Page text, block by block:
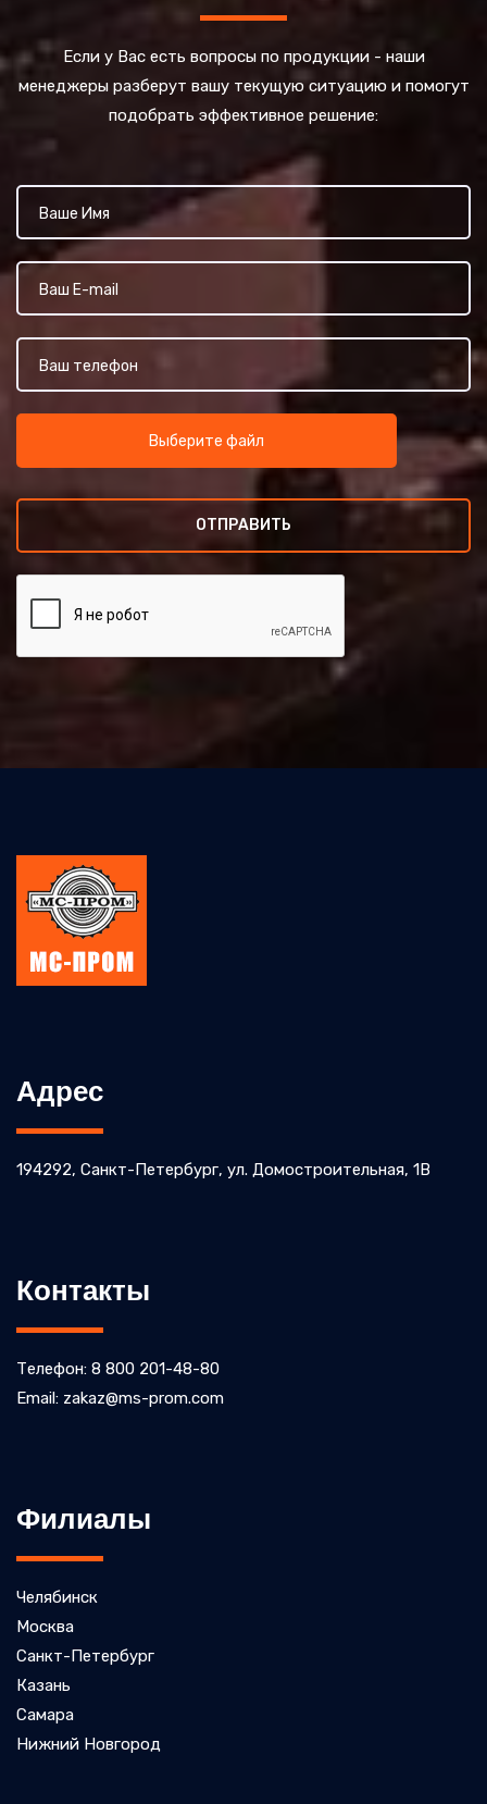
Если у Вас есть вопросы по продукции - наши
менеджеры разберут вашу текущую ситуацию и помогут
подобрать эффективное решение:
Выберите файл
ОТПРАВИТЬ
Адрес
194292, Санкт-Петербург, ул. Домостроительная, 1В
Контакты
Телефон: 8 800 201-48-80
Email: zakaz@ms-prom.com
Филиалы
Челябинск
Москва
Санкт-Петербург
Казань
Самара
Нижний Новгород